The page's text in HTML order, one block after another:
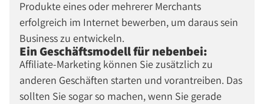
Produkte eines oder mehrerer Merchants
erfolgreich im Internet bewerben, um daraus sein
Business zu entwickeln.
Ein Geschäftsmodell für nebenbei:
Affiliate-Marketing können Sie zusätzlich zu
anderen Geschäften starten und vorantreiben. Das
sollten Sie sogar so machen, wenn Sie gerade